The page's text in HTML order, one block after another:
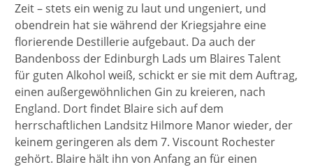
Zeit – stets ein wenig zu laut und ungeniert, und
obendrein hat sie während der Kriegsjahre eine
florierende Destillerie aufgebaut. Da auch der
Bandenboss der Edinburgh Lads um Blaires Talent
für guten Alkohol weiß, schickt er sie mit dem Auftrag,
einen außergewöhnlichen Gin zu kreieren, nach
England. Dort findet Blaire sich auf dem
herrschaftlichen Landsitz Hilmore Manor wieder, der
keinem geringeren als dem 7. Viscount Rochester
gehört. Blaire hält ihn von Anfang an für einen